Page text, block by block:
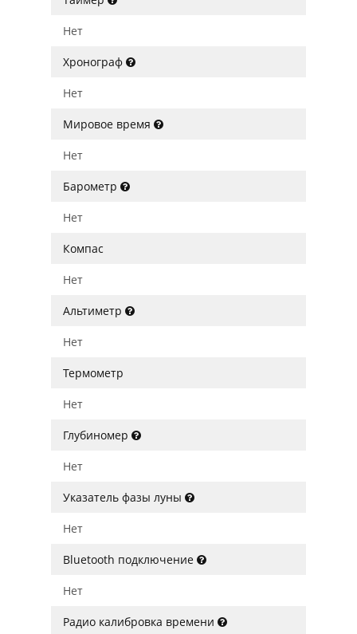
Нет
Хронограф
Нет
Мировое время
Нет
Барометр
Нет
Компас
Нет
Альтиметр
Нет
Термометр
Нет
Глубиномер
Нет
Указатель фазы луны
Нет
Bluetooth подключение
Нет
Радио калибровка времени